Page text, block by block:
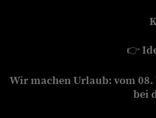
👉
Wir machen Urlaub: vom 08.
bei